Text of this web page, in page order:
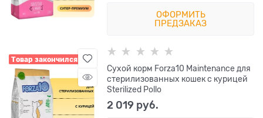
ОФОРМИТЬ
ПРЕДЗАКАЗ
Товар закончился
Сухой корм Forza10 Maintenance для
стерилизованных кошек с курицей
Sterilized Pollo
2 019 руб.